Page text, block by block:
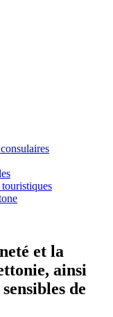
et la
ainsi
de